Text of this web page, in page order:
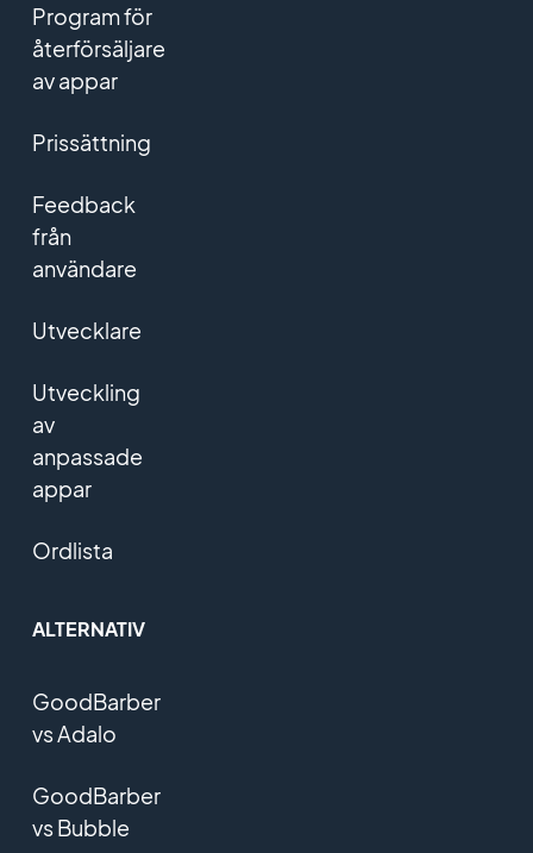
Program för
återförsäljare
av appar
Prissättning
Feedback
från
användare
Utvecklare
Utveckling
av
anpassade
appar
Ordlista
ALTERNATIV
GoodBarber
vs Adalo
GoodBarber
vs Bubble